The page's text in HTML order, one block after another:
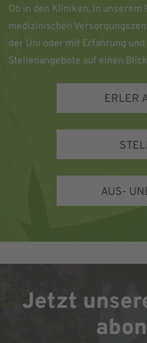
Ob in den Kliniken, in unserem
medizinischen
der Uni oder mit Erfahrung
Stellenangebote auf einen
ERLER
AUS-
Jetzt